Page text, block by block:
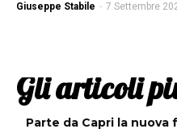
Giuseppe Stabile - 7 Settembre
Gli articoli
Parte da Capri la nuova